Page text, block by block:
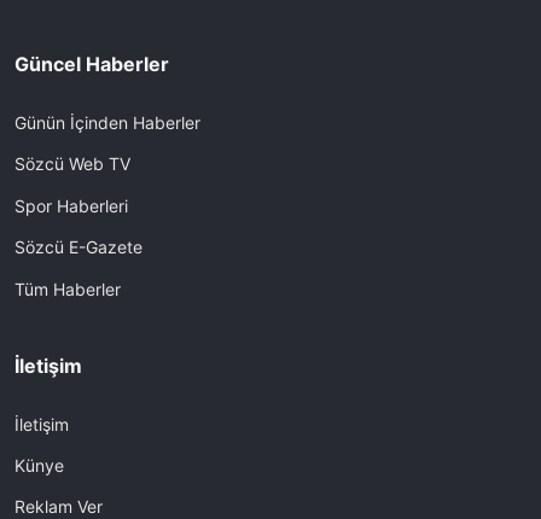
Güncel Haberler
Günün İçinden Haberler
Sözcü Web TV
Spor Haberleri
Sözcü E-Gazete
Tüm Haberler
İletişim
İletişim
Künye
Reklam Ver